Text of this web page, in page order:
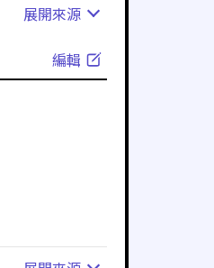
展開來源
編輯